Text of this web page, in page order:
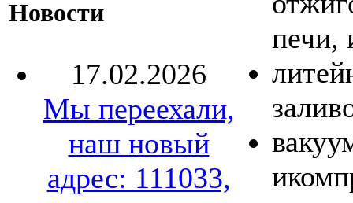
Новости
17.02.2026
Мы переехали,
наш новый
адрес: 111033,
печи,